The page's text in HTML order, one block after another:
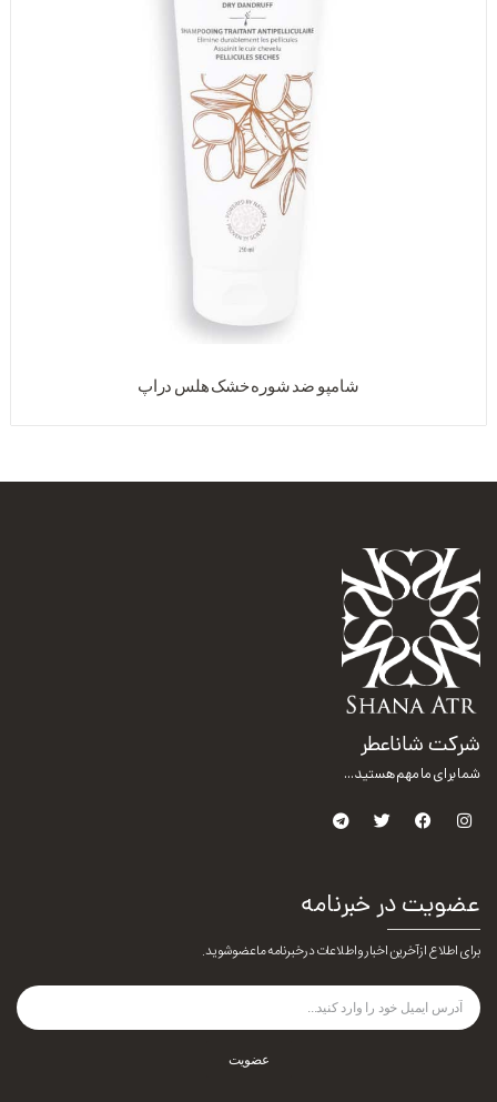
شامپو ضد شوره خشک هلس دراپ
شرکت شاناعطر
شما برای ما مهم هستید...
عضویت در خبرنامه
برای اطلاع از آخرین اخبار و اطلاعات در خبرنامه ما عضو شوید.
عضویت